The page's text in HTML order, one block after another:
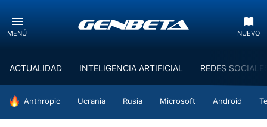
MENÚ NUEVO
ACTUALIDAD INTELIGENCIA ARTIFICIAL REDES
HOY SE HABLA DE
Anthropic Ucrania Rusia Microsoft Android